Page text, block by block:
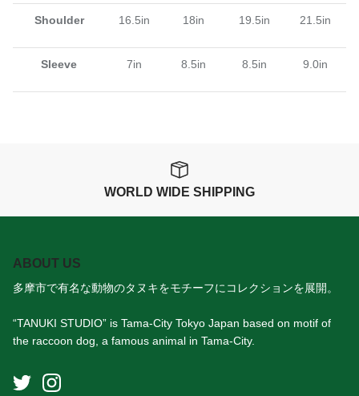
Shoulder 16.5in 18in 19.5in 21.5in
Sleeve 7in 8.5in 8.5in 9.0in
WORLD WIDE SHIPPING
ABOUT US
多摩市で有名な動物のタヌキをモチーフにコレクションを展開。
“TANUKI STUDIO” is Tama-City Tokyo Japan based on motif of
the raccoon dog, a famous animal in Tama-City.